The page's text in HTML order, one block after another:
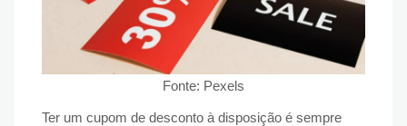
Fonte: Pexels
Ter um cupom de desconto à disposição é sempre